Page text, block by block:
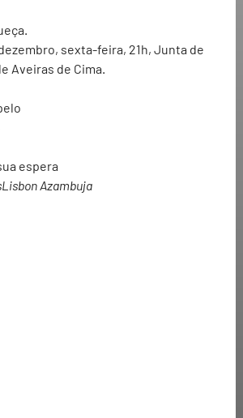
sexta-feira, 21h, Junta de
Aveiras de Cima.
espera
Azambuja